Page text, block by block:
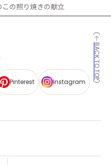
この照り焼きの献立
BACK TO TOP
Pinterest Instagram